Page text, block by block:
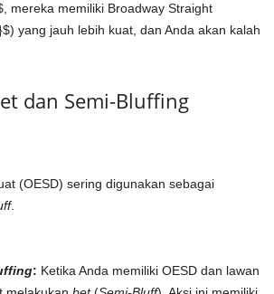
, mereka memiliki Broadway Straight
) yang jauh lebih kuat, dan Anda akan kalah
dan Semi-Bluffing
(OESD) sering digunakan sebagai
.
: Ketika Anda memiliki OESD dan lawan